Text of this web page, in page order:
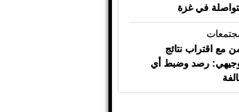
في غزة
مع اقتراب نتائج
رصد وضبط أي